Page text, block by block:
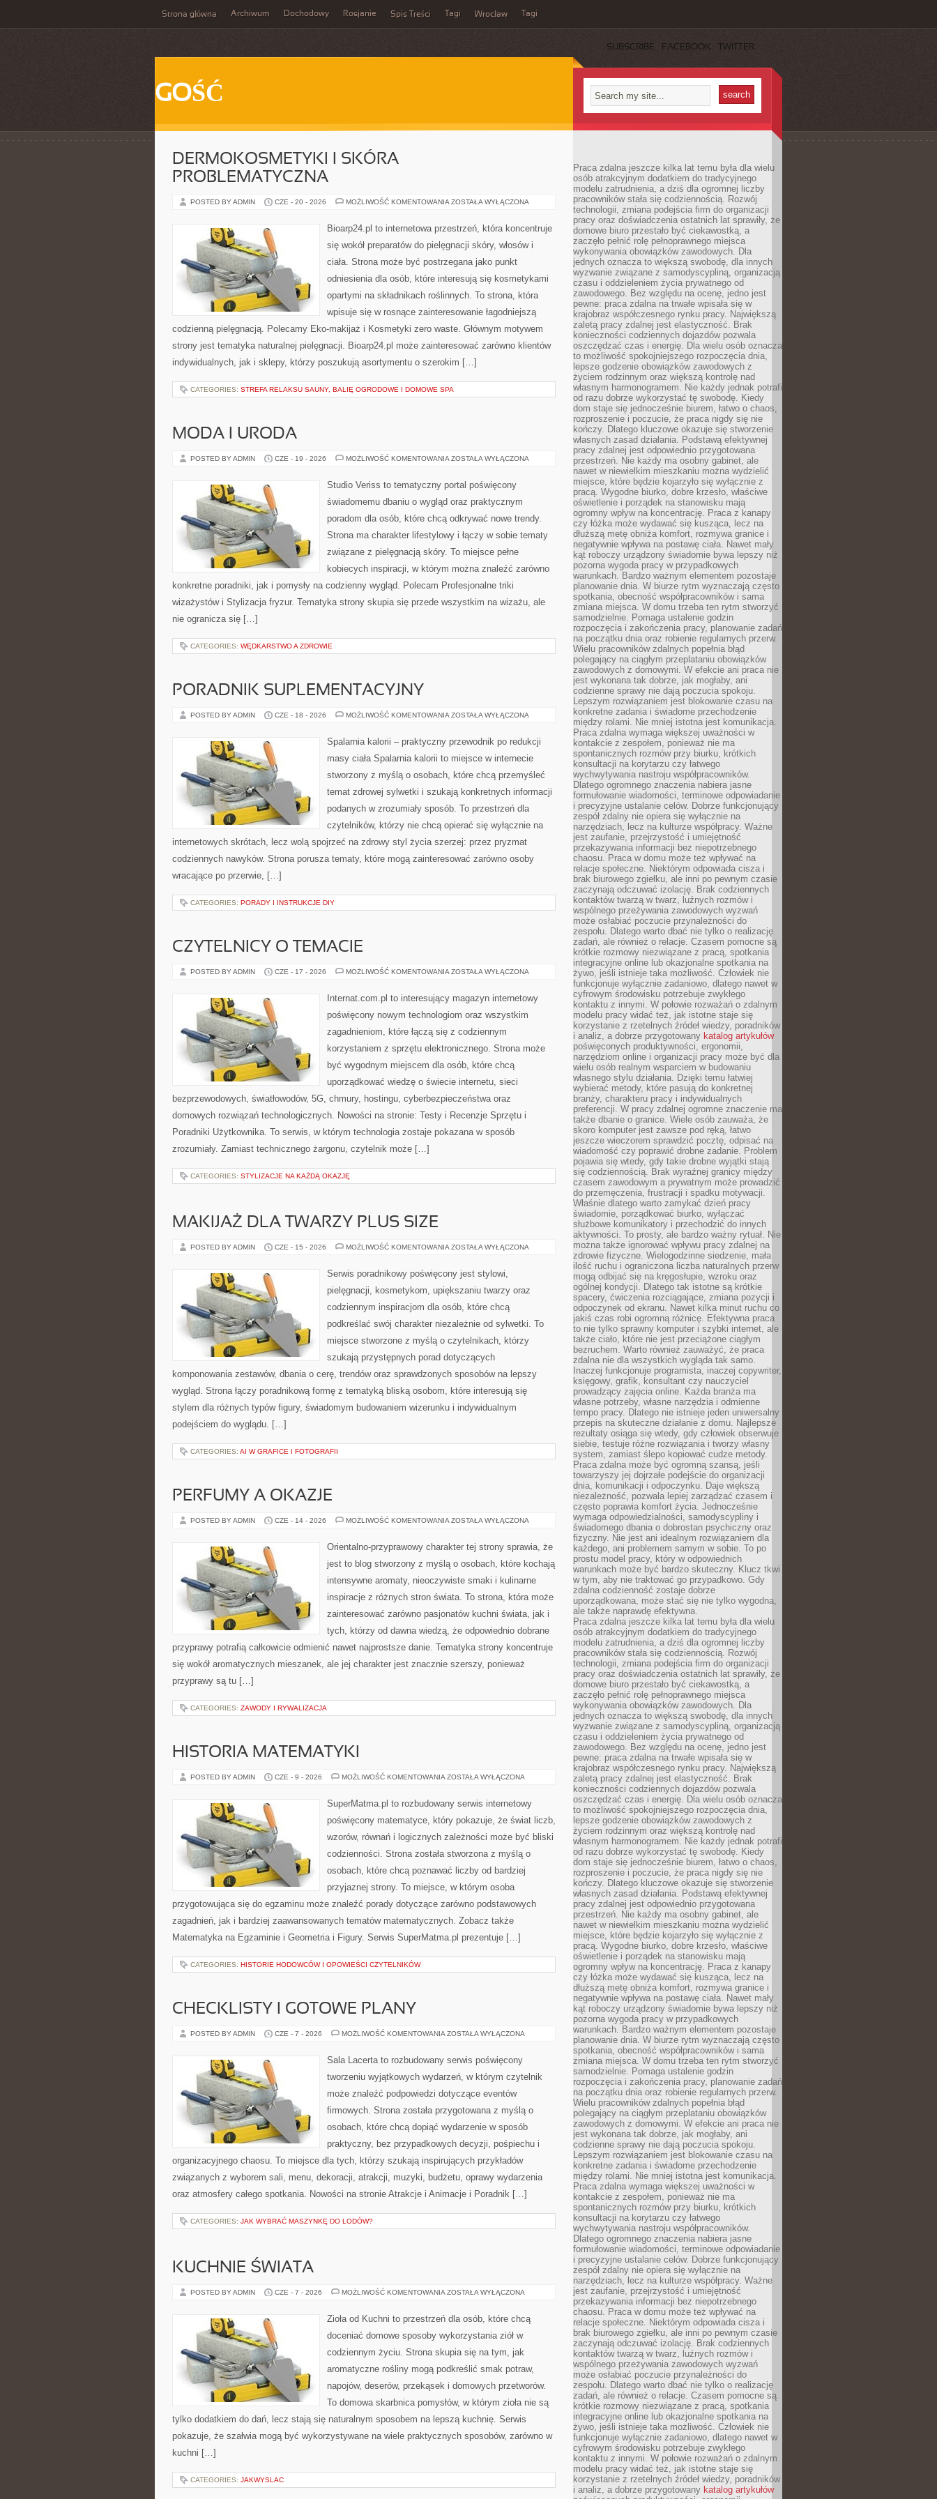
Strona główna Archiwum Dochodowy Rosjanie Spis Treści Tagi Wrocław Tagi
SUBSCRIBE FACEBOOK TWITTER
GOŚĆ
DERMOKOSMETYKI I SKÓRA
PROBLEMATYCZNA
POSTED BY ADMIN CZE - 20 - 2026 MOŻLIWOŚĆ KOMENTOWANIA DERMOKOSMETYKI
PROBLEMATYCZNA
ZOSTAŁA WYŁĄCZONA
Bioarp24.pl to internetowa przestrzeń, która koncentruje
się wokół preparatów do pielęgnacji skóry, włosów i
ciała. Strona może być postrzegana jako punkt
odniesienia dla osób, które interesują się kosmetykami
opartymi na składnikach roślinnych. To strona, która
wpisuje się w rosnące zainteresowanie łagodniejszą
codzienną pielęgnacją. Polecamy Eko-makijaż i Kosmetyki zero waste. Głównym motywem
strony jest tematyka naturalnej pielęgnacji. Bioarp24.pl może zainteresować zarówno klientów
indywidualnych, jak i sklepy, którzy poszukują asortymentu o szerokim […]
CATEGORIES: STREFA RELAKSU SAUNY, BALIĘ OGRODOWE I DOMOWE SPA
MODA I URODA
POSTED BY ADMIN CZE - 19 - 2026 MOŻLIWOŚĆ KOMENTOWANIA MODA
ZOSTAŁA WYŁĄCZONA
Studio Veriss to tematyczny portal poświęcony
świadomemu dbaniu o wygląd oraz praktycznym
poradom dla osób, które chcą odkrywać nowe trendy.
Strona ma charakter lifestylowy i łączy w sobie tematy
związane z pielęgnacją skóry. To miejsce pełne
kobiecych inspiracji, w którym można znaleźć zarówno
konkretne poradniki, jak i pomysły na codzienny wygląd. Polecam Profesjonalne triki
wizażystów i Stylizacja fryzur. Tematyka strony skupia się przede wszystkim na wizażu, ale
nie ogranicza się […]
CATEGORIES: WĘDKARSTWO A ZDROWIE
PORADNIK SUPLEMENTACYJNY
POSTED BY ADMIN CZE - 18 - 2026 MOŻLIWOŚĆ KOMENTOWANIA PORADNIK
ZOSTAŁA WYŁĄCZONA
Spalarnia kalorii – praktyczny przewodnik po redukcji
masy ciała Spalarnia kalorii to miejsce w internecie
stworzony z myślą o osobach, które chcą przemyśleć
temat zdrowej sylwetki i szukają konkretnych informacji
podanych w zrozumiały sposób. To przestrzeń dla
czytelników, którzy nie chcą opierać się wyłącznie na
internetowych skrótach, lecz wolą spojrzeć na zdrowy styl życia szerzej: przez pryzmat
codziennych nawyków. Strona porusza tematy, które mogą zainteresować zarówno osoby
wracające po przerwie, […]
CATEGORIES: PORADY I INSTRUKCJE DIY
CZYTELNICY O TEMACIE
POSTED BY ADMIN CZE - 17 - 2026 MOŻLIWOŚĆ KOMENTOWANIA CZYTELNICY
ZOSTAŁA WYŁĄCZONA
Internat.com.pl to interesujący magazyn internetowy
poświęcony nowym technologiom oraz wszystkim
zagadnieniom, które łączą się z codziennym
korzystaniem z sprzętu elektronicznego. Strona może
być wygodnym miejscem dla osób, które chcą
uporządkować wiedzę o świecie internetu, sieci
bezprzewodowych, światłowodów, 5G, chmury, hostingu, cyberbezpieczeństwa oraz
domowych rozwiązań technologicznych. Nowości na stronie: Testy i Recenzje Sprzętu i
Poradniki Użytkownika. To serwis, w którym technologia zostaje pokazana w sposób
zrozumiały. Zamiast technicznego żargonu, czytelnik może […]
CATEGORIES: STYLIZACJE NA KAŻDĄ OKAZJĘ
MAKIJAŻ DLA TWARZY PLUS SIZE
POSTED BY ADMIN CZE - 15 - 2026 MOŻLIWOŚĆ KOMENTOWANIA MAKIJAŻ
PLUS
SIZE
ZOSTAŁA WYŁĄCZONA
Serwis poradnikowy poświęcony jest stylowi,
pielęgnacji, kosmetykom, upiększaniu twarzy oraz
codziennym inspiracjom dla osób, które chcą
podkreślać swój charakter niezależnie od sylwetki. To
miejsce stworzone z myślą o czytelnikach, którzy
szukają przystępnych porad dotyczących
komponowania zestawów, dbania o cerę, trendów oraz sprawdzonych sposobów na lepszy
wygląd. Strona łączy poradnikową formę z tematyką bliską osobom, które interesują się
stylem dla różnych typów figury, świadomym budowaniem wizerunku i indywidualnym
podejściem do wyglądu. […]
CATEGORIES: AI W GRAFICE I FOTOGRAFII
PERFUMY A OKAZJE
POSTED BY ADMIN CZE - 14 - 2026 MOŻLIWOŚĆ KOMENTOWANIA PERFUMY
ZOSTAŁA WYŁĄCZONA
Orientalno-przyprawowy charakter tej strony sprawia, że
jest to blog stworzony z myślą o osobach, które kochają
intensywne aromaty, nieoczywiste smaki i kulinarne
inspiracje z różnych stron świata. To strona, która może
zainteresować zarówno pasjonatów kuchni świata, jak i
tych, którzy od dawna wiedzą, że odpowiednio dobrane
przyprawy potrafią całkowicie odmienić nawet najprostsze danie. Tematyka strony koncentruje
się wokół aromatycznych mieszanek, ale jej charakter jest znacznie szerszy, ponieważ
przyprawy są tu […]
CATEGORIES: ZAWODY I RYWALIZACJA
HISTORIA MATEMATYKI
POSTED BY ADMIN CZE - 9 - 2026 MOŻLIWOŚĆ KOMENTOWANIA HISTORIA
ZOSTAŁA WYŁĄCZONA
SuperMatma.pl to rozbudowany serwis internetowy
poświęcony matematyce, który pokazuje, że świat liczb,
wzorów, równań i logicznych zależności może być bliski
codzienności. Strona została stworzona z myślą o
osobach, które chcą poznawać liczby od bardziej
przyjaznej strony. To miejsce, w którym osoba
przygotowująca się do egzaminu może znaleźć porady dotyczące zarówno podstawowych
zagadnień, jak i bardziej zaawansowanych tematów matematycznych. Zobacz także
Matematyka na Egzaminie i Geometria i Figury. Serwis SuperMatma.pl prezentuje […]
CATEGORIES: HISTORIE HODOWCÓW I OPOWIEŚCI CZYTELNIKÓW
CHECKLISTY I GOTOWE PLANY
POSTED BY ADMIN CZE - 7 - 2026 MOŻLIWOŚĆ KOMENTOWANIA CHECKLISTY
PLANY
ZOSTAŁA WYŁĄCZONA
Sala Lacerta to rozbudowany serwis poświęcony
tworzeniu wyjątkowych wydarzeń, w którym czytelnik
może znaleźć podpowiedzi dotyczące eventów
firmowych. Strona została przygotowana z myślą o
osobach, które chcą dopiąć wydarzenie w sposób
praktyczny, bez przypadkowych decyzji, pośpiechu i
organizacyjnego chaosu. To miejsce dla tych, którzy szukają inspirujących przykładów
związanych z wyborem sali, menu, dekoracji, atrakcji, muzyki, budżetu, oprawy wydarzenia
oraz atmosfery całego spotkania. Nowości na stronie Atrakcje i Animacje i Poradnik […]
CATEGORIES: JAK WYBRAĆ MASZYNKĘ DO LODÓW?
KUCHNIE ŚWIATA
POSTED BY ADMIN CZE - 7 - 2026 MOŻLIWOŚĆ KOMENTOWANIA KUCHNIE
ZOSTAŁA WYŁĄCZONA
Zioła od Kuchni to przestrzeń dla osób, które chcą
doceniać domowe sposoby wykorzystania ziół w
codziennym życiu. Strona skupia się na tym, jak
aromatyczne rośliny mogą podkreślić smak potraw,
napojów, deserów, przekąsek i domowych przetworów.
To domowa skarbnica pomysłów, w którym zioła nie są
tylko dodatkiem do dań, lecz stają się naturalnym sposobem na lepszą kuchnię. Serwis
pokazuje, że szałwia mogą być wykorzystywane na wiele praktycznych sposobów, zarówno w
kuchni […]
CATEGORIES: JAKWYSLAC
Praca zdalna jeszcze kilka lat temu była dla wielu
osób atrakcyjnym dodatkiem do tradycyjnego
modelu zatrudnienia, a dziś dla ogromnej liczby
pracowników stała się codziennością. Rozwój
technologii, zmiana podejścia firm do organizacji
pracy oraz doświadczenia ostatnich lat sprawiły, że
domowe biuro przestało być ciekawostką, a
zaczęło pełnić rolę pełnoprawnego miejsca
wykonywania obowiązków zawodowych. Dla
jednych oznacza to większą swobodę, dla innych
wyzwanie związane z samodyscypliną, organizacją
czasu i oddzieleniem życia prywatnego od
zawodowego. Bez względu na ocenę, jedno jest
pewne: praca zdalna na trwałe wpisała się w
krajobraz współczesnego rynku pracy. Największą
zaletą pracy zdalnej jest elastyczność. Brak
konieczności codziennych dojazdów pozwala
oszczędzać czas i energię. Dla wielu osób oznacza
to możliwość spokojniejszego rozpoczęcia dnia,
lepsze godzenie obowiązków zawodowych z
życiem rodzinnym oraz większą kontrolę nad
własnym harmonogramem. Nie każdy jednak potrafi
od razu dobrze wykorzystać tę swobodę. Kiedy
dom staje się jednocześnie biurem, łatwo o chaos,
rozproszenie i poczucie, że praca nigdy się nie
kończy. Dlatego kluczowe okazuje się stworzenie
własnych zasad działania. Podstawą efektywnej
pracy zdalnej jest odpowiednio przygotowana
przestrzeń. Nie każdy ma osobny gabinet, ale
nawet w niewielkim mieszkaniu można wydzielić
miejsce, które będzie kojarzyło się wyłącznie z
pracą. Wygodne biurko, dobre krzesło, właściwe
oświetlenie i porządek na stanowisku mają
ogromny wpływ na koncentrację. Praca z kanapy
czy łóżka może wydawać się kusząca, lecz na
dłuższą metę obniża komfort, rozmywa granice i
negatywnie wpływa na postawę ciała. Nawet mały
kąt roboczy urządzony świadomie bywa lepszy niż
pozorna wygoda pracy w przypadkowych
warunkach. Bardzo ważnym elementem pozostaje
planowanie dnia. W biurze rytm wyznaczają często
spotkania, obecność współpracowników i sama
zmiana miejsca. W domu trzeba ten rytm stworzyć
samodzielnie. Pomaga ustalenie godzin
rozpoczęcia i zakończenia pracy, planowanie zadań
na początku dnia oraz robienie regularnych przerw.
Wielu pracowników zdalnych popełnia błąd
polegający na ciągłym przeplataniu obowiązków
zawodowych z domowymi. W efekcie ani praca nie
jest wykonana tak dobrze, jak mogłaby, ani
codzienne sprawy nie dają poczucia spokoju.
Lepszym rozwiązaniem jest blokowanie czasu na
konkretne zadania i świadome przechodzenie
między rolami. Nie mniej istotna jest komunikacja.
Praca zdalna wymaga większej uważności w
kontakcie z zespołem, ponieważ nie ma
spontanicznych rozmów przy biurku, krótkich
konsultacji na korytarzu czy łatwego
wychwytywania nastroju współpracowników.
Dlatego ogromnego znaczenia nabiera jasne
formułowanie wiadomości, terminowe odpowiadanie
i precyzyjne ustalanie celów. Dobrze funkcjonujący
zespół zdalny nie opiera się wyłącznie na
narzędziach, lecz na kulturze współpracy. Ważne
jest zaufanie, przejrzystość i umiejętność
przekazywania informacji bez niepotrzebnego
chaosu. Praca w domu może też wpływać na
relacje społeczne. Niektórym odpowiada cisza i
brak biurowego zgiełku, ale inni po pewnym czasie
zaczynają odczuwać izolację. Brak codziennych
kontaktów twarzą w twarz, luźnych rozmów i
wspólnego przeżywania zawodowych wyzwań
może osłabiać poczucie przynależności do
zespołu. Dlatego warto dbać nie tylko o realizację
zadań, ale również o relacje. Czasem pomocne są
krótkie rozmowy niezwiązane z pracą, spotkania
integracyjne online lub okazjonalne spotkania na
żywo, jeśli istnieje taka możliwość. Człowiek nie
funkcjonuje wyłącznie zadaniowo, dlatego nawet w
cyfrowym środowisku potrzebuje zwykłego
kontaktu z innymi. W połowie rozważań o zdalnym
modelu pracy widać też, jak istotne staje się
korzystanie z rzetelnych źródeł wiedzy, poradników
i analiz, a dobrze przygotowany katalog artykułów
poświęconych produktywności, ergonomii,
narzędziom online i organizacji pracy może być dla
wielu osób realnym wsparciem w budowaniu
własnego stylu działania. Dzięki temu łatwiej
wybierać metody, które pasują do konkretnej
branży, charakteru pracy i indywidualnych
preferencji. W pracy zdalnej ogromne znaczenie ma
także dbanie o granice. Wiele osób zauważa, że
skoro komputer jest zawsze pod ręką, łatwo
jeszcze wieczorem sprawdzić pocztę, odpisać na
wiadomość czy poprawić drobne zadanie. Problem
pojawia się wtedy, gdy takie drobne wyjątki stają
się codziennością. Brak wyraźnej granicy między
czasem zawodowym a prywatnym może prowadzić
do przemęczenia, frustracji i spadku motywacji.
Właśnie dlatego warto zamykać dzień pracy
świadomie, porządkować biurko, wyłączać
służbowe komunikatory i przechodzić do innych
aktywności. To prosty, ale bardzo ważny rytuał. Nie
można także ignorować wpływu pracy zdalnej na
zdrowie fizyczne. Wielogodzinne siedzenie, mała
ilość ruchu i ograniczona liczba naturalnych przerw
mogą odbijać się na kręgosłupie, wzroku oraz
ogólnej kondycji. Dlatego tak istotne są krótkie
spacery, ćwiczenia rozciągające, zmiana pozycji i
odpoczynek od ekranu. Nawet kilka minut ruchu co
jakiś czas robi ogromną różnicę. Efektywna praca
to nie tylko sprawny komputer i szybki internet, ale
także ciało, które nie jest przeciążone ciągłym
bezruchem. Warto również zauważyć, że praca
zdalna nie dla wszystkich wygląda tak samo.
Inaczej funkcjonuje programista, inaczej copywriter,
księgowy, grafik, konsultant czy nauczyciel
prowadzący zajęcia online. Każda branża ma
własne potrzeby, własne narzędzia i odmienne
tempo pracy. Dlatego nie istnieje jeden uniwersalny
przepis na skuteczne działanie z domu. Najlepsze
rezultaty osiąga się wtedy, gdy człowiek obserwuje
siebie, testuje różne rozwiązania i tworzy własny
system, zamiast ślepo kopiować cudze metody.
Praca zdalna może być ogromną szansą, jeśli
towarzyszy jej dojrzałe podejście do organizacji
dnia, komunikacji i odpoczynku. Daje większą
niezależność, pozwala lepiej zarządzać czasem i
często poprawia komfort życia. Jednocześnie
wymaga odpowiedzialności, samodyscypliny i
świadomego dbania o dobrostan psychiczny oraz
fizyczny. Nie jest ani idealnym rozwiązaniem dla
każdego, ani problemem samym w sobie. To po
prostu model pracy, który w odpowiednich
warunkach może być bardzo skuteczny. Klucz tkwi
w tym, aby nie traktować go przypadkowo. Gdy
zdalna codzienność zostaje dobrze
uporządkowana, może stać się nie tylko wygodna,
ale także naprawdę efektywna.
Praca zdalna jeszcze kilka lat temu była dla wielu
osób atrakcyjnym dodatkiem do tradycyjnego
modelu zatrudnienia, a dziś dla ogromnej liczby
pracowników stała się codziennością. Rozwój
technologii, zmiana podejścia firm do organizacji
pracy oraz doświadczenia ostatnich lat sprawiły, że
domowe biuro przestało być ciekawostką, a
zaczęło pełnić rolę pełnoprawnego miejsca
wykonywania obowiązków zawodowych. Dla
jednych oznacza to większą swobodę, dla innych
wyzwanie związane z samodyscypliną, organizacją
czasu i oddzieleniem życia prywatnego od
zawodowego. Bez względu na ocenę, jedno jest
pewne: praca zdalna na trwałe wpisała się w
krajobraz współczesnego rynku pracy. Największą
zaletą pracy zdalnej jest elastyczność. Brak
konieczności codziennych dojazdów pozwala
oszczędzać czas i energię. Dla wielu osób oznacza
to możliwość spokojniejszego rozpoczęcia dnia,
lepsze godzenie obowiązków zawodowych z
życiem rodzinnym oraz większą kontrolę nad
własnym harmonogramem. Nie każdy jednak potrafi
od razu dobrze wykorzystać tę swobodę. Kiedy
dom staje się jednocześnie biurem, łatwo o chaos,
rozproszenie i poczucie, że praca nigdy się nie
kończy. Dlatego kluczowe okazuje się stworzenie
własnych zasad działania. Podstawą efektywnej
pracy zdalnej jest odpowiednio przygotowana
przestrzeń. Nie każdy ma osobny gabinet, ale
nawet w niewielkim mieszkaniu można wydzielić
miejsce, które będzie kojarzyło się wyłącznie z
pracą. Wygodne biurko, dobre krzesło, właściwe
oświetlenie i porządek na stanowisku mają
ogromny wpływ na koncentrację. Praca z kanapy
czy łóżka może wydawać się kusząca, lecz na
dłuższą metę obniża komfort, rozmywa granice i
negatywnie wpływa na postawę ciała. Nawet mały
kąt roboczy urządzony świadomie bywa lepszy niż
pozorna wygoda pracy w przypadkowych
warunkach. Bardzo ważnym elementem pozostaje
planowanie dnia. W biurze rytm wyznaczają często
spotkania, obecność współpracowników i sama
zmiana miejsca. W domu trzeba ten rytm stworzyć
samodzielnie. Pomaga ustalenie godzin
rozpoczęcia i zakończenia pracy, planowanie zadań
na początku dnia oraz robienie regularnych przerw.
Wielu pracowników zdalnych popełnia błąd
polegający na ciągłym przeplataniu obowiązków
zawodowych z domowymi. W efekcie ani praca nie
jest wykonana tak dobrze, jak mogłaby, ani
codzienne sprawy nie dają poczucia spokoju.
Lepszym rozwiązaniem jest blokowanie czasu na
konkretne zadania i świadome przechodzenie
między rolami. Nie mniej istotna jest komunikacja.
Praca zdalna wymaga większej uważności w
kontakcie z zespołem, ponieważ nie ma
spontanicznych rozmów przy biurku, krótkich
konsultacji na korytarzu czy łatwego
wychwytywania nastroju współpracowników.
Dlatego ogromnego znaczenia nabiera jasne
formułowanie wiadomości, terminowe odpowiadanie
i precyzyjne ustalanie celów. Dobrze funkcjonujący
zespół zdalny nie opiera się wyłącznie na
narzędziach, lecz na kulturze współpracy. Ważne
jest zaufanie, przejrzystość i umiejętność
przekazywania informacji bez niepotrzebnego
chaosu. Praca w domu może też wpływać na
relacje społeczne. Niektórym odpowiada cisza i
brak biurowego zgiełku, ale inni po pewnym czasie
zaczynają odczuwać izolację. Brak codziennych
kontaktów twarzą w twarz, luźnych rozmów i
wspólnego przeżywania zawodowych wyzwań
może osłabiać poczucie przynależności do
zespołu. Dlatego warto dbać nie tylko o realizację
zadań, ale również o relacje. Czasem pomocne są
krótkie rozmowy niezwiązane z pracą, spotkania
integracyjne online lub okazjonalne spotkania na
żywo, jeśli istnieje taka możliwość. Człowiek nie
funkcjonuje wyłącznie zadaniowo, dlatego nawet w
cyfrowym środowisku potrzebuje zwykłego
kontaktu z innymi. W połowie rozważań o zdalnym
modelu pracy widać też, jak istotne staje się
korzystanie z rzetelnych źródeł wiedzy, poradników
i analiz, a dobrze przygotowany katalog artykułów